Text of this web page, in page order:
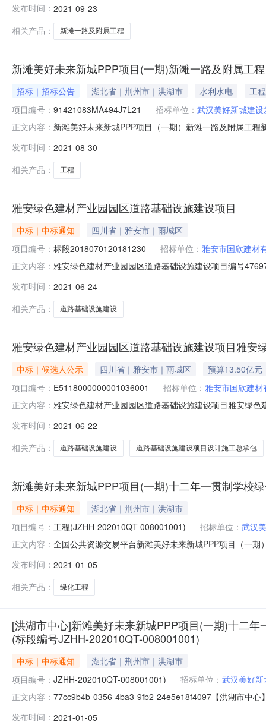
滩美好未来新城PPP项目（一期）新滩一路及附属工程
发布时间： 2021-09-23
相关产品：
新滩一路及附属工程
新滩美好未来新城PPP项目(一期)新滩一路及附属工程
招标｜招标公告 湖北省｜荆州市｜洪湖市 水利水电
工程
项目编号： 91421083MA494J7L21 招标单位： 武汉美好新城建
正文内容： 新滩美好未来新城PPP项目（一期）新滩一路及附属工
建设发展有限公司招标组织方式：委托招标行政监督部
发布时间： 2021-08-30
相关产品：
工程
雅安绿色建材产业园园区道路基础设施建设项目
中标｜中标通知
四川省｜雅安市｜雨城区
项目编号： 标段2018070120181230 招标单位： 雅安市国欣建材
正文内容： 雅安绿色建材产业园园区道路基础设施建设项目编号
15390333747招标人雅安市国欣建材有限公司招标人联
标时间2
发布时间： 2021-06-24
相关产品：
道路基础设施建设
雅安绿色建材产业园园区道路基础设施建设项目雅
中标｜候选人公示 四川省｜雅安市｜雨城区
预算13.50亿元
项目编号： E5118000000001036001 招标单位： 雅安市国欣建材
正文内容： 雅安绿色建材产业园园区道路基础设施建设项目雅安绿
路基础设施建设项目设计施工总承包项目业主雅安市国
成都
发布时间： 2021-06-22
相关产品：
道路基础设施建设 道路基础设施建设项目设计施工总承包
新滩美好未来新城PPP项目(一期)十二年一贯制学校
中标｜中标通知
湖北省｜荆州市｜洪湖市
项目编号： 工程(JZHH-202010QT-008001001) 招标单位： 武汉
正文内容： 全国公共资源交易平台新滩美好未来新城PPP项目（一
（一期）十二年一贯制学校绿化工程（项目名称）新滩
发布时间： 2021-01-05
相关产品：
绿化工程
[洪湖市中心]新滩美好未来新城PPP项目(一期)十二
(标段编号JZHH-202010QT-008001001)
中标｜中标通知
湖北省｜荆州市｜洪湖市
项目编号： JZHH-202010QT-008001001) 招标单位： 武汉美好
正文内容： 77cc9b4b-0356-4ba3-9fb2-24e5e18f4097【洪湖市中心
告招标编号：JZHH-202010QT-008001001新滩美好未
发布时间： 2021-01-05